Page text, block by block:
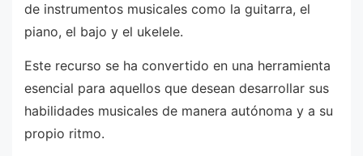
de instrumentos musicales como la guitarra, el
piano, el bajo y el ukelele.
Este recurso se ha convertido en una herramienta
esencial para aquellos que desean desarrollar sus
habilidades musicales de manera autónoma y a su
propio ritmo.